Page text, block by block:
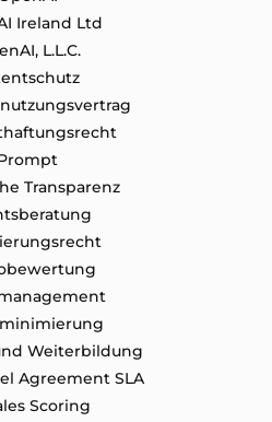
Ireland Ltd
L.L.C.
Transparenz
Weiterbildung
Agreement SLA
Scoring